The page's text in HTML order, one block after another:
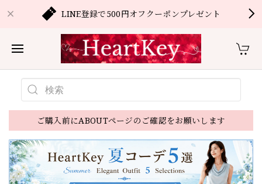
LINE登録で500円オフクーポンプレゼント
ご購入前にABOUTページのご確認をお願いします